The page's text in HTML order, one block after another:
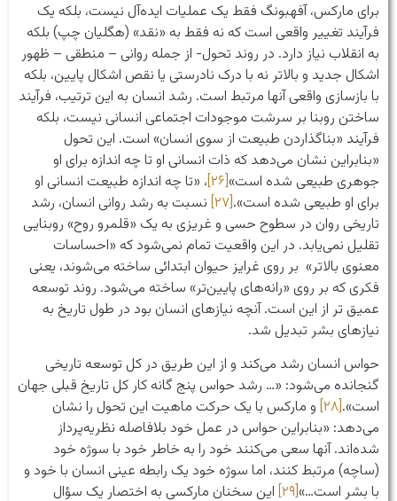
برای مارکس، آفهبونگ فقط یک عملیات ایده‌آل نیست، بلکه یک
فرآیند تغییر واقعی است که نه فقط به «نقد» (هگلیان چپ) بلکه
به انقلاب نیاز دارد. در روند تحول- از جمله روانی – منطقی – ظهور
اشکال جدید و بالاتر نه با درک نادرستی یا نقص اشکال پایین، بلکه
با بازسازی واقعی آنها مرتبط است. رشد انسان به این ترتیب، فرآیند
ساختن روبنا بر سرشت موجودات اجتماعی انسانی نیست، بلکه
فرآیند «بناگذاردن طبیعت از سوی انسان» است. این تحول
«بنابراین نشان می‌دهد که ذات انسانی او تا چه اندازه برای او
جوهری طبیعی شده است»[۲۶]
، «تا چه اندازه طبیعت انسانی او
برای او طبیعی شده است».[۲۷]
نسبت به رشد روانی انسان، رشد
تاریخی روان در سطوح حسی و غریزی به یک «قلمرو روح» روبنایی
تقلیل نمی‌یابد. در این واقعیت تمام نمی‌شود که «احساسات
معنوی بالاتر» بر روی غرایز حیوان ابتدائی ساخته می‌شوند، یعنی
فکری که بر روی «رانه‌های پایین‌تر» ساخته می‌شود. روند توسعه
عمیق تر از این است. آنچه نیازهای انسان بود در طول تاریخ به
نیازهای بشر تبدیل شد.
حواس انسان رشد می‌کند و از این طریق در کل توسعه تاریخی
گنجانده می‌شود: «… رشد حواس پنج گانه کار کل تاریخ قبلی جهان
است».[۲۸]
و مارکس با یک حرکت ماهیت این تحول را نشان
می‌دهد: «بنابراین حواس در عمل خود بلافاصله نظریه‌پرداز
شده‌اند. آنها سعی می‌کنند خود را به خاطر خود با سوژه خود
(ساچه) مرتبط کنند، اما سوژه خود یک رابطه عینی انسان با خود و
با بشر است…»[۲۹] این سخنان مارکسی به اختصار یک سؤال